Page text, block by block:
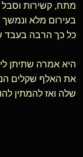
מתח, קשירות וסבל
בעירום מלא ונמשך
כל כך הרבה בעבד
היא אמרה שתיתן
את האלף שקלים
שלה ואז להמתין